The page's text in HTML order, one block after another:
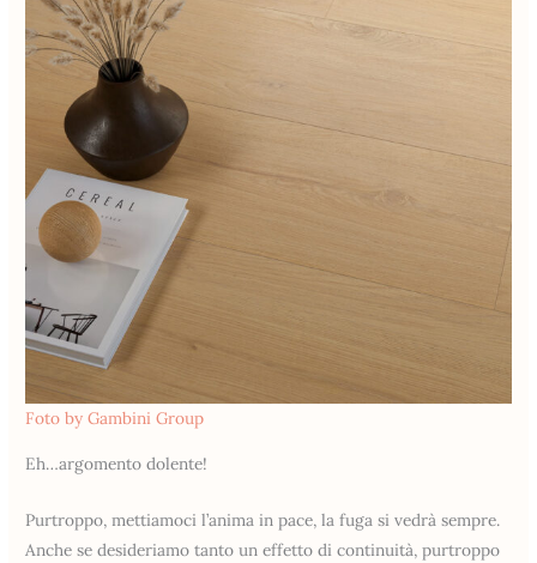
Foto by Gambini Group
Eh…argomento dolente!
Purtroppo, mettiamoci l’anima in pace, la fuga si vedrà sempre.
Anche se desideriamo tanto un effetto di continuità, purtroppo